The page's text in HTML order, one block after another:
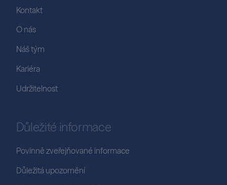
Kontakt
O nás
Náš tým
Kariéra
Udržitelnost
Důležité informace
Povinně zveřejňované informace
Důležitá upozornění